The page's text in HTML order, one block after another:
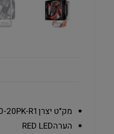
מק"ט יצרן 20PK-R1
הערהRED LED